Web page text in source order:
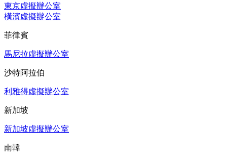
東京虛擬辦公室
橫濱虛擬辦公室
菲律賓
馬尼拉虛擬辦公室
沙特阿拉伯
利雅得虛擬辦公室
新加坡
新加坡虛擬辦公室
南韓